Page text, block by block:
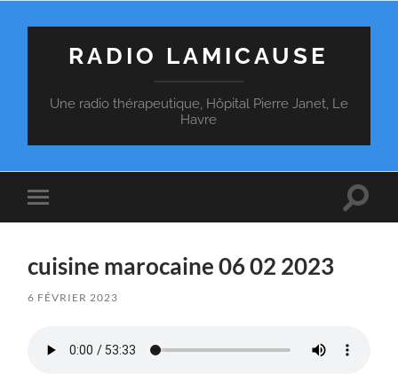
RADIO LAMICAUSE
Une radio thérapeutique, Hôpital Pierre Janet, Le
Havre
Toggle
mobile
Toggle
cuisine marocaine 06 02 2023
6 FÉVRIER 2023